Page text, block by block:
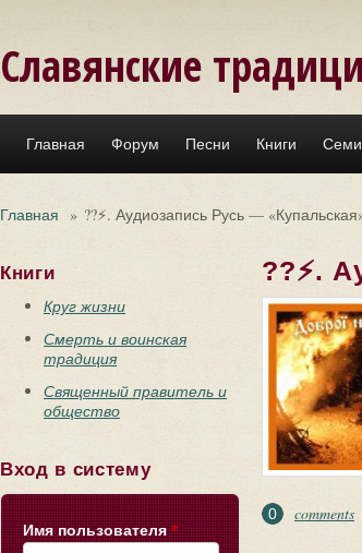
Славянские
Главная Форум Песни Книги
Главная » ??⚡. Аудиозапись Русь —
Книги
Круг жизни
Смерть и воинская
традиция
Священный правитель и
общество
Вход в систему
Имя пользователя *
??⚡.
0 comments